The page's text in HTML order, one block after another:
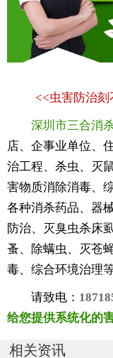
<<虫害防治
深圳市三合消
店、企事业单位、
治工程、杀虫、灭
害物质消除消毒、
各种消杀药品、器
防治、灭臭虫杀床
蚤、除螨虫、灭苍
毒、综合环境治理等
请致电：
给您提供系统化的
相关资讯